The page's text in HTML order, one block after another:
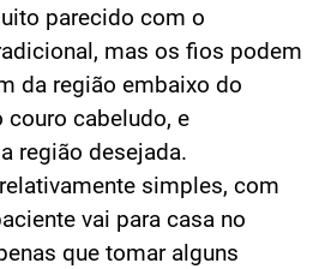
parecido com o
mas os fios podem
da região embaixo do
cabeludo, e
região desejada.
simples, com
vai para casa no
que tomar alguns